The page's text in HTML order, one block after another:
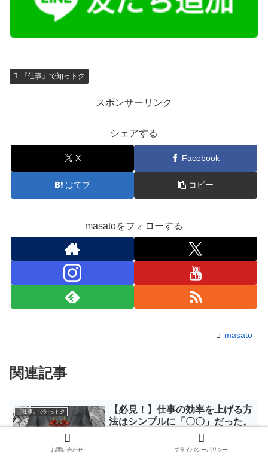
『仕事』で知っトク
スポンサーリンク
シェアする
X Facebook
はてブ コピー
masatoをフォローする
masato
関連記事
『仕事』で知っトク
【必見！】仕事の効率を上げる方
法はシンプルに「〇〇」だった。
仕事の効率を上げる方法はシンプルに
「〇〇」だった。仕事の効率を上げたい
お問い合わせ プライバシーポリシー